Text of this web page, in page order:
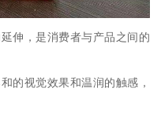
伸，是消费者与产品之间的
的视觉效果和温润的触感，